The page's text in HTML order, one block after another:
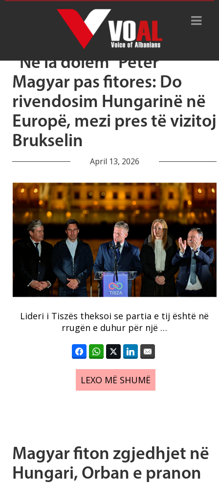
Tag Archive: ‘Tisza’
“Ne ia dolëm” Peter
Magyar pas fitores: Do
rivendosim Hungarinë në
Europë, mezi pres të vizitoj
Brukselin
April 13, 2026
Lideri i Tiszës theksoi se partia e tij është në
rrugën e duhur për një …
LEXO MË SHUMË
Magyar fiton zgjedhjet në
Hungari, Orban e pranon